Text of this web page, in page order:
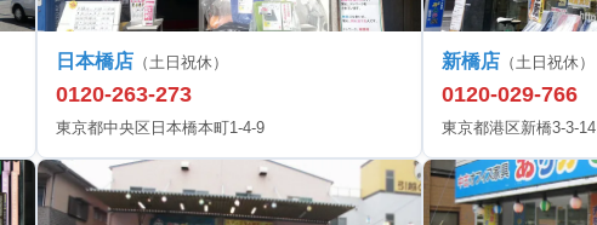
日本橋店 （土日祝休）
0120-263-273
東京都中央区日本橋本町1-4-9
新橋店 （土日祝休）
0120-029-766
東京都港区新橋3-3-14